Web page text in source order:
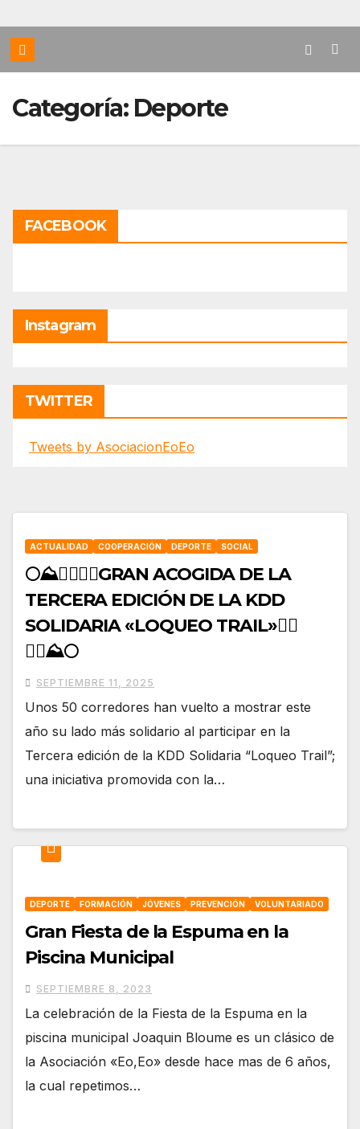
Categoría: Deporte
FACEBOOK
Instagram
TWITTER
Tweets by AsociacionEoEo
ACTUALIDAD COOPERACIÓN DEPORTE SOCIAL
🌕⛰️🏃‍♀️🏃‍♂️GRAN ACOGIDA DE LA
TERCERA EDICIÓN DE LA KDD
SOLIDARIA «LOQUEO TRAIL»🏃‍♂️
🏃‍♀️⛰️🌕
SEPTIEMBRE 11, 2025
Unos 50 corredores han vuelto a mostrar este
año su lado más solidario al participar en la
Tercera edición de la KDD Solidaria “Loqueo Trail”;
una iniciativa promovida con la…
DEPORTE FORMACIÓN JÓVENES PREVENCIÓN VOLUNTARIADO
Gran Fiesta de la Espuma en la
Piscina Municipal
SEPTIEMBRE 8, 2023
La celebración de la Fiesta de la Espuma en la
piscina municipal Joaquin Bloume es un clásico de
la Asociación «Eo,Eo» desde hace mas de 6 años,
la cual repetimos…